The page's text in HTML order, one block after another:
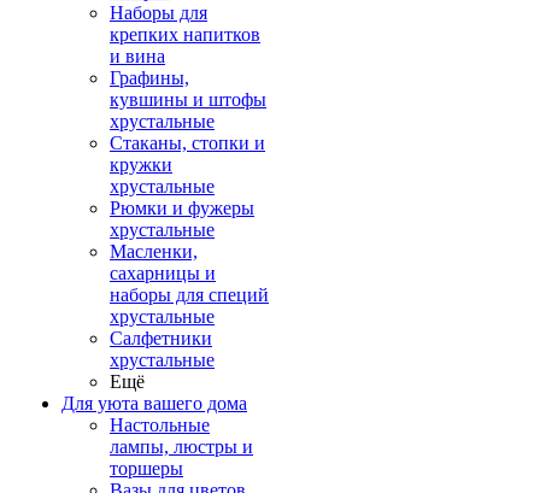
Наборы для
крепких напитков
и вина
Графины,
кувшины и штофы
хрустальные
Стаканы, стопки и
кружки
хрустальные
Рюмки и фужеры
хрустальные
Масленки,
сахарницы и
наборы для специй
хрустальные
Салфетники
хрустальные
Ещё
Для уюта вашего дома
Настольные
лампы, люстры и
торшеры